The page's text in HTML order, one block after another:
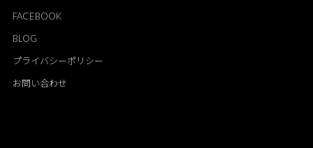
FACEBOOK
BLOG
プライバシーポリシー
お問い合わせ